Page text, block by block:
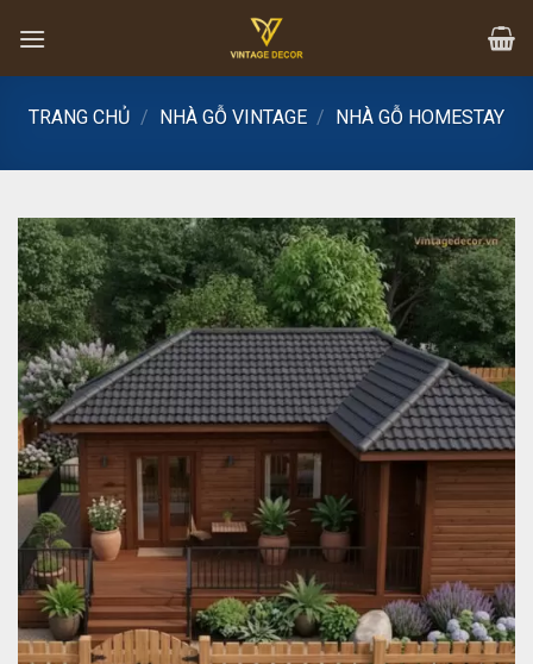
content
TRANG CHỦ / NHÀ GỖ VINTAGE / NHÀ GỖ HOMESTAY